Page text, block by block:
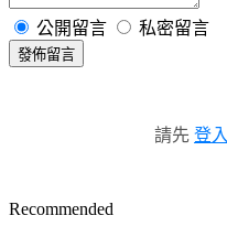
公開留言 私密留言
發佈留言
請先 登入
Recommended